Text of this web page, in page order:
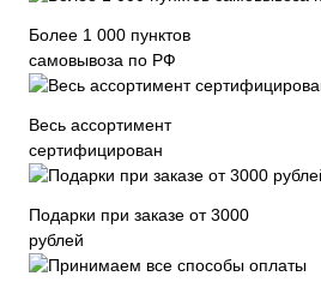
Более 1 000 пунктов
самовывоза по РФ
Весь ассортимент
сертифицирован
Подарки при заказе от 3000
рублей